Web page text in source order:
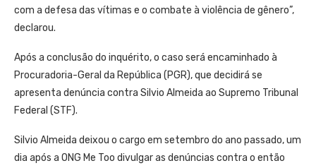
com a defesa das vítimas e o combate à violência de gênero”,
declarou.
Após a conclusão do inquérito, o caso será encaminhado à
Procuradoria-Geral da República (PGR), que decidirá se
apresenta denúncia contra Silvio Almeida ao Supremo Tribunal
Federal (STF).
Silvio Almeida deixou o cargo em setembro do ano passado, um
dia após a ONG Me Too divulgar as denúncias contra o então